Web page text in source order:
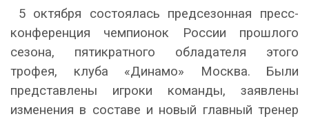
5 октября состоялась предсезонная пресс-
конференция чемпионок России прошлого
сезона, пятикратного обладателя этого
трофея, клуба «Динамо» Москва. Были
представлены игроки команды, заявлены
изменения в составе и новый главный тренер